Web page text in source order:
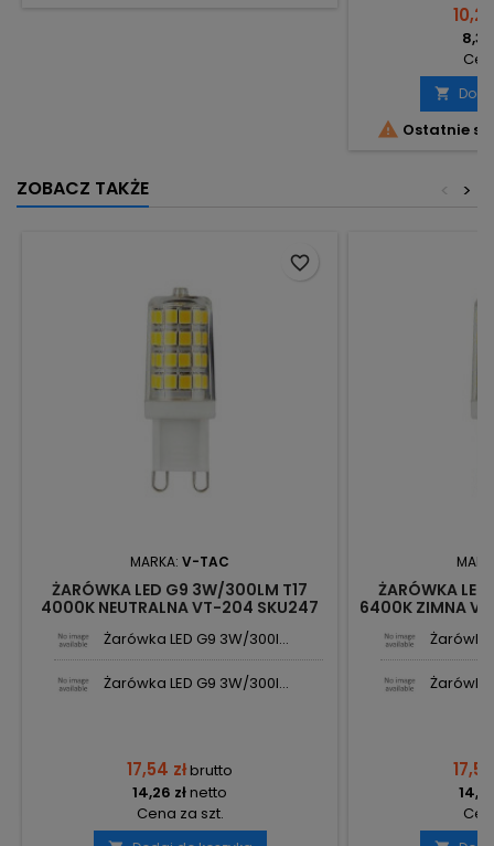

 Ostatnie
ZOBACZ TAKŻE >
<
MARKA: V-TAC
ŻARÓWKA LED G9 3W/300LM T17
4000K NEUTRALNA VT-204 SKU247
Żarówka LED G9 3W/300l...
Żarówka LED G9 3W/300l...
17,54 złbrutto
14,26 złnetto
Cena za szt.
favorite_border
ŻARÓWKA
6400K ZIMNA
Żarówka
Żarówka